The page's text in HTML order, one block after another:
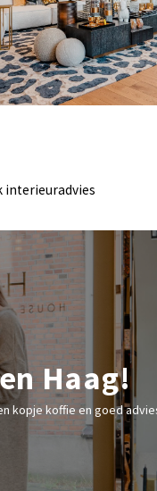
interieuradvies
Haag!
kopje koffie en goed